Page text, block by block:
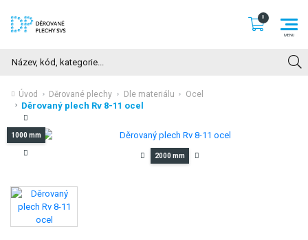
Úvod Děrované plechy Dle materiálu Ocel
Děrovaný plech Rv 8-11 ocel
1000 mm
2000 mm